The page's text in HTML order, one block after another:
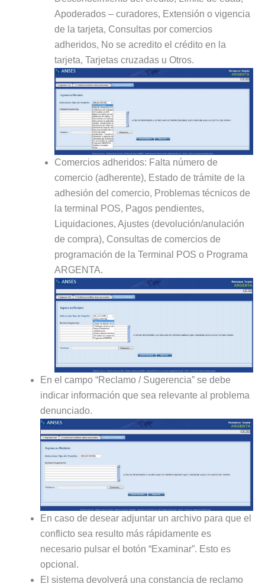
Apoderados – curadores, Extensión o vigencia
de la tarjeta, Consultas por comercios
adheridos, No se acredito el crédito en la
tarjeta, Tarjetas cruzadas u Otros.
Comercios adheridos: Falta número de
comercio (adherente), Estado de trámite de la
adhesión del comercio, Problemas técnicos de
la terminal POS, Pagos pendientes,
Liquidaciones, Ajustes (devolución/anulación
de compra), Consultas de comercios de
programación de la Terminal POS o Programa
ARGENTA.
En el campo “Reclamo / Sugerencia” se debe
indicar información que sea relevante al problema
denunciado.
En caso de desear adjuntar un archivo para que el
conflicto sea resulto más rápidamente es
necesario pulsar el botón “Examinar”. Esto es
opcional.
El sistema devolverá una constancia de reclamo